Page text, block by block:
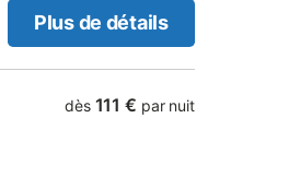
Plus de détails
dès 111 € par nuit